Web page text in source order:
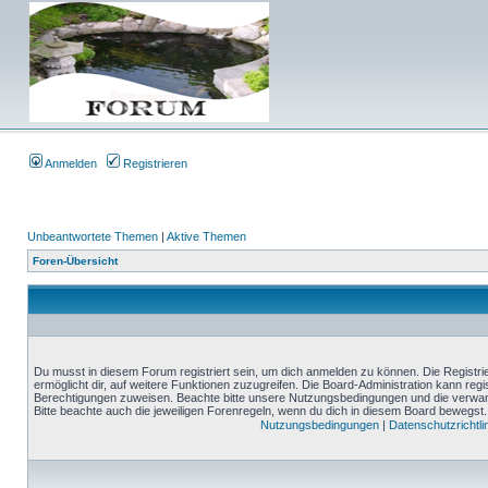
Anmelden Registrieren
Unbeantwortete Themen | Aktive Themen
Foren-Übersicht
Du musst in diesem Forum registriert sein, um dich anmelden zu können. Die
ermöglicht dir, auf weitere Funktionen zuzugreifen. Die Board-Administration kann
Berechtigungen zuweisen. Beachte bitte unsere Nutzungsbedingungen und die
Bitte beachte auch die jeweiligen Forenregeln, wenn du dich in diesem Board bewegst.
Nutzungsbedingungen |